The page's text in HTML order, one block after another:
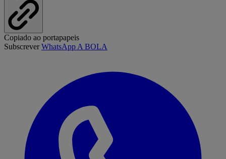
Copiado ao portapapeis
SubscreverWhatsApp A BOLA